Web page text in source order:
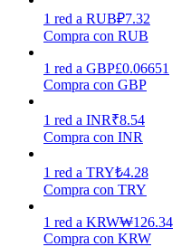
Staking
1 red a RUB₽7.32
Compra con RUB
1 red a GBP£0.06651
Compra con GBP
1 red a INR₹8.54
Compra con INR
1 red a TRY₺4.28
Compra con TRY
1 red a KRW₩126.34
Compra con KRW